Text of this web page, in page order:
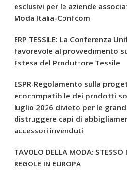
esclusivi per le aziende
Moda Italia-Confcom
ERP TESSILE: La Conferenza
favorevole al provvedimento
Estesa del Produttore Tessile
ESPR-Regolamento sulla
ecocompatibile dei prodotti
luglio 2026 divieto per le
distruggere capi di
accessori invenduti
TAVOLO DELLA MODA: STESSO
REGOLE IN EUROPA